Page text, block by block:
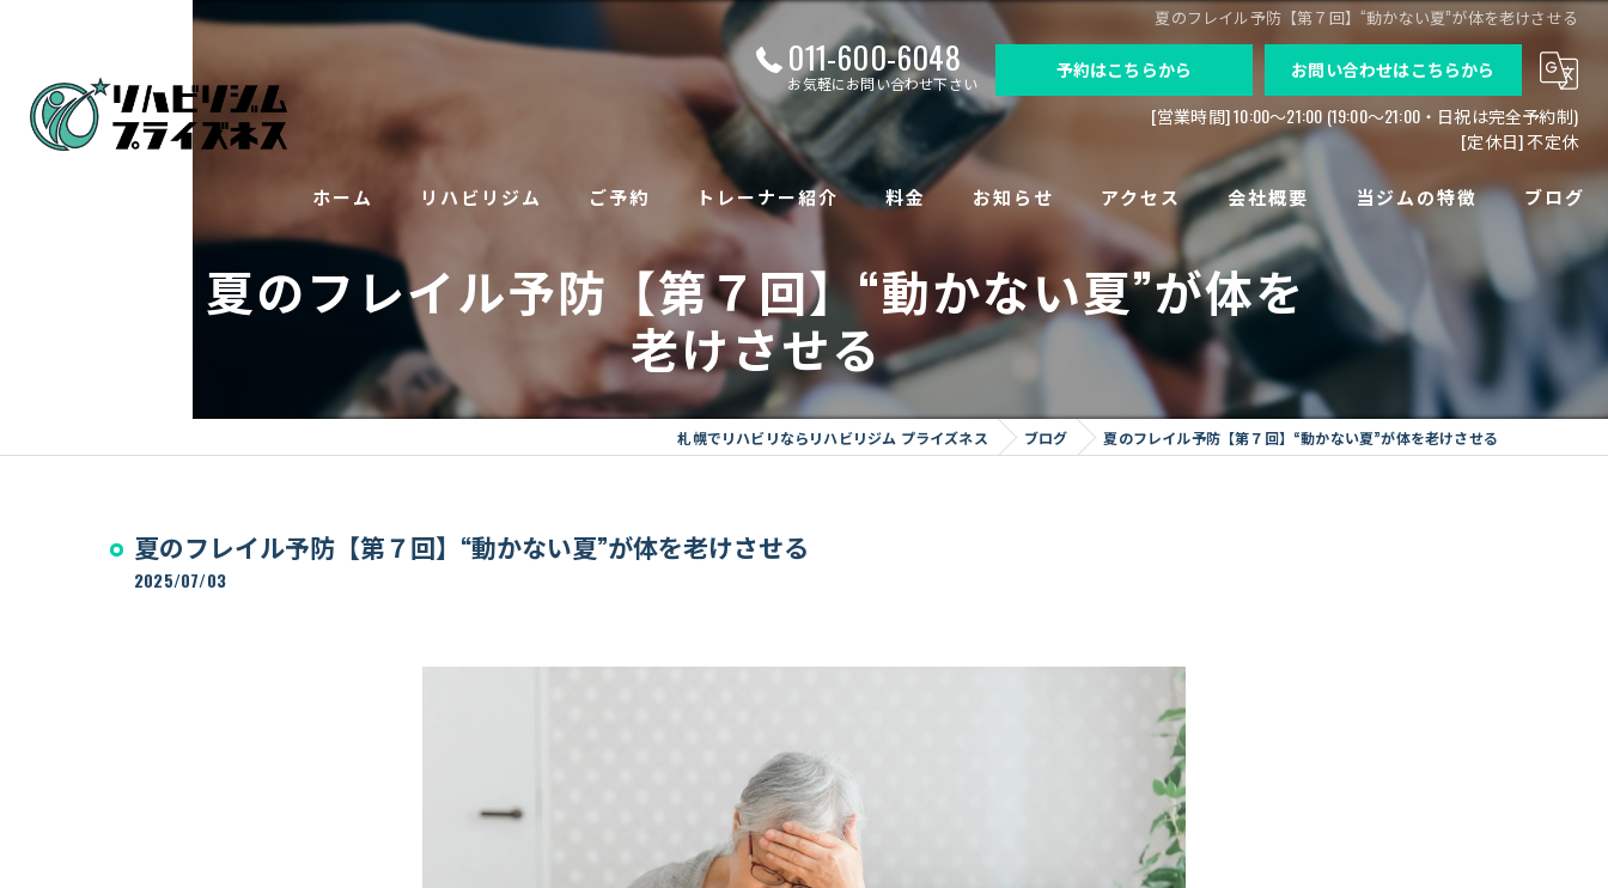
夏のフレイル予防【第７回】“動かない夏”が体を老けさせる
011-600-6048
お気軽にお問い合わせ下さい
予約はこちらから
お問い合わせはこちらから
[営業時間] 10:00〜21:00 (19:00～21:00・日祝は完全予約制)
[定休日] 不定休
ホーム リハビリジム
トレーニングについて
インソール（足底板）作成
リハビリ整体
リハビリジムの効果
ご予約 トレーナー紹介 料金 お知らせ アクセス 会社概要
求人募集
当ジムの特徴
パーソナルトレーニング
高齢者
痛み
病気後
ブログ
夏のフレイル予防【第７回】“動かない夏”が体を
老けさせる
札幌でリハビリならリハビリジム プライズネス ブログ 夏のフレイル予防【第７回】“動かない夏”が体を老けさせる
夏のフレイル予防【第７回】“動かない夏”が体を老けさせる
2025/07/03